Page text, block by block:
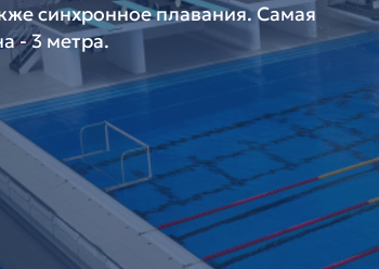
синхронное плавания. Самая
- 3 метра.